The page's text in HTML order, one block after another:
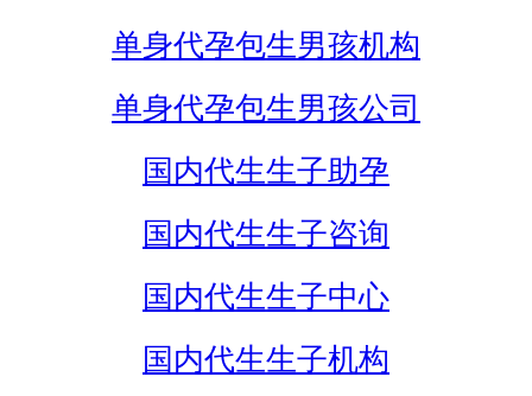
单身代孕包生男孩机构
单身代孕包生男孩公司
国内代生生子助孕
国内代生生子咨询
国内代生生子中心
国内代生生子机构